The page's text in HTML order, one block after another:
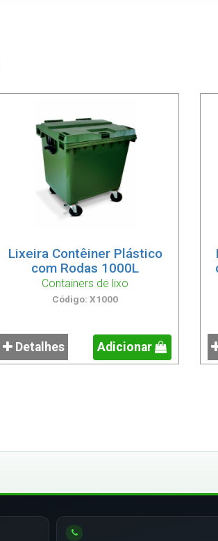
Lixeira Contêiner Plástico
com Rodas 1000L
Containers de lixo
Código: X1000
Detalhes Adicionar